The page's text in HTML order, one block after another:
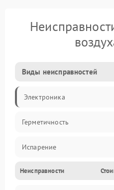
Виды неисправностей
Электроника
Герметичность
Испарение
Водяной тракт
Неисправности